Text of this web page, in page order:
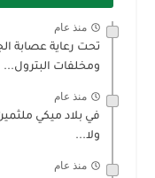
منذ عام
تحت رعاية عصابة
ومخلفات البترول...
منذ عام
في بلاد ميكي
ولا...
منذ عام